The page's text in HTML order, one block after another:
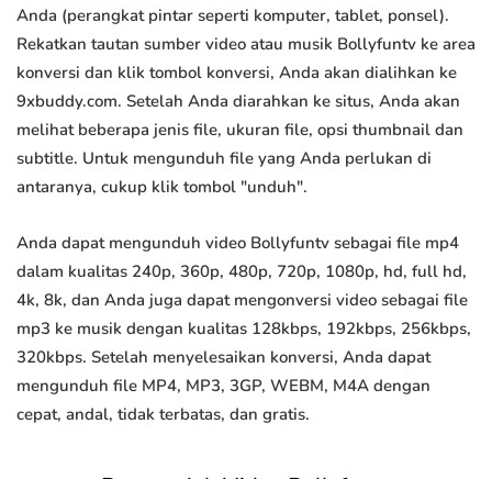
Anda (perangkat pintar seperti komputer, tablet, ponsel).
Rekatkan tautan sumber video atau musik Bollyfuntv ke area
konversi dan klik tombol konversi, Anda akan dialihkan ke
9xbuddy.com. Setelah Anda diarahkan ke situs, Anda akan
melihat beberapa jenis file, ukuran file, opsi thumbnail dan
subtitle. Untuk mengunduh file yang Anda perlukan di
antaranya, cukup klik tombol "unduh".
Anda dapat mengunduh video Bollyfuntv sebagai file mp4
dalam kualitas 240p, 360p, 480p, 720p, 1080p, hd, full hd,
4k, 8k, dan Anda juga dapat mengonversi video sebagai file
mp3 ke musik dengan kualitas 128kbps, 192kbps, 256kbps,
320kbps. Setelah menyelesaikan konversi, Anda dapat
mengunduh file MP4, MP3, 3GP, WEBM, M4A dengan
cepat, andal, tidak terbatas, dan gratis.